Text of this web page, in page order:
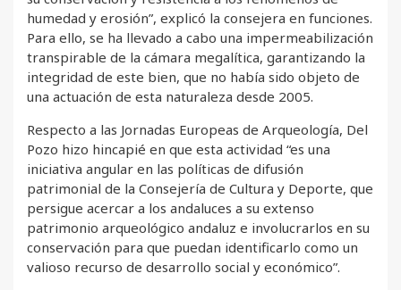
humedad y erosión”, explicó la consejera en funciones.
Para ello, se ha llevado a cabo una impermeabilización
transpirable de la cámara megalítica, garantizando la
integridad de este bien, que no había sido objeto de
una actuación de esta naturaleza desde 2005.
Respecto a las Jornadas Europeas de Arqueología, Del
Pozo hizo hincapié en que esta actividad “es una
iniciativa angular en las políticas de difusión
patrimonial de la Consejería de Cultura y Deporte, que
persigue acercar a los andaluces a su extenso
patrimonio arqueológico andaluz e involucrarlos en su
conservación para que puedan identificarlo como un
valioso recurso de desarrollo social y económico”.